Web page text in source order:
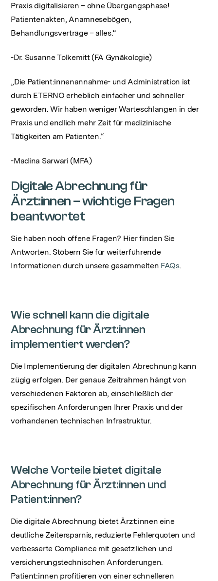
Praxis digitalisieren – ohne Übergangsphase!
Patientenakten, Anamnesebögen,
Behandlungsverträge – alles.“
-Dr. Susanne Tolkemitt (FA Gynäkologie)
„Die Patient:innenannahme- und Administration ist
durch ETERNO erheblich einfacher und schneller
geworden. Wir haben weniger Warteschlangen in der
Praxis und endlich mehr Zeit für medizinische
Tätigkeiten am Patienten.“
-Madina Sarwari (MFA)
Digitale Abrechnung für
Ärzt:innen – wichtige Fragen
beantwortet
Sie haben noch offene Fragen? Hier finden Sie
Antworten. Stöbern Sie für weiterführende
Informationen durch unsere gesammelten FAQs.
Wie schnell kann die digitale
Abrechnung für Ärzt:innen
implementiert werden?
Die Implementierung der digitalen Abrechnung kann
zügig erfolgen. Der genaue Zeitrahmen hängt von
verschiedenen Faktoren ab, einschließlich der
spezifischen Anforderungen Ihrer Praxis und der
vorhandenen technischen Infrastruktur.
Welche Vorteile bietet digitale
Abrechnung für Ärzt:innen und
Patient:innen?
Die digitale Abrechnung bietet Ärzt:innen eine
deutliche Zeitersparnis, reduzierte Fehlerquoten und
verbesserte Compliance mit gesetzlichen und
versicherungstechnischen Anforderungen.
Patient:innen profitieren von einer schnelleren